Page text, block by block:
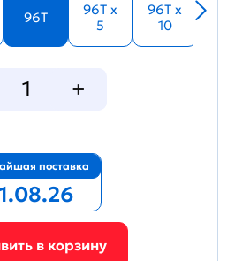
96T
96T x
5
96T x
10
поставка